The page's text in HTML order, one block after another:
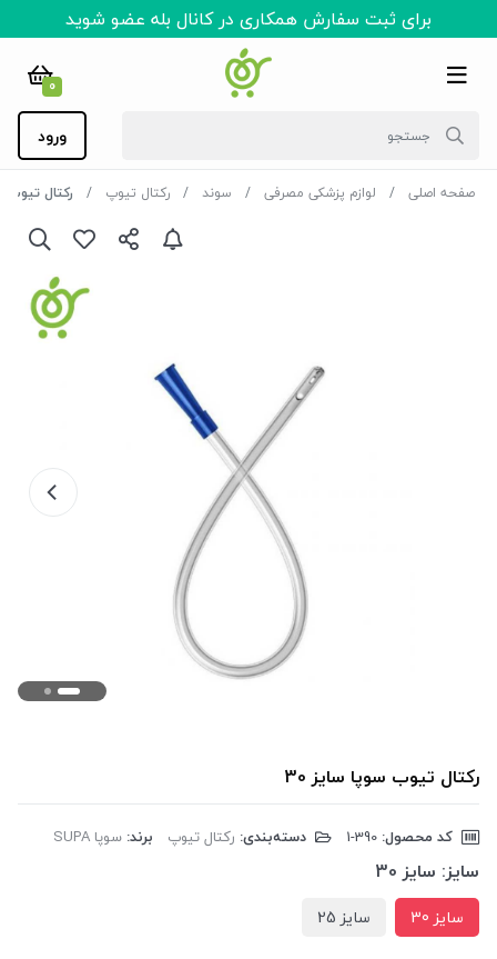
برای ثبت سفارش همکاری در کانال بله عضو شوید
0
ورود
صفحه اصلی لوازم پزشکی مصرفی سوند رکتال تیوپ رکتال تیوب
رکتال تیوب سوپا سایز 30
کد محصول: دسته‌بندی: رکتال تیوپ برند: سوپا SUPA
سایز: سایز 30
سایز 30 سایز 25